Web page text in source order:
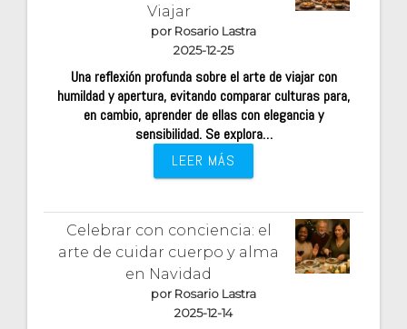
Viajar
por Rosario Lastra
2025-12-25
Una reflexión profunda sobre el arte de viajar con
humildad y apertura, evitando comparar culturas para,
en cambio, aprender de ellas con elegancia y
sensibilidad. Se explora…
LEER MÁS
Celebrar con conciencia: el
arte de cuidar cuerpo y alma
en Navidad
por Rosario Lastra
2025-12-14